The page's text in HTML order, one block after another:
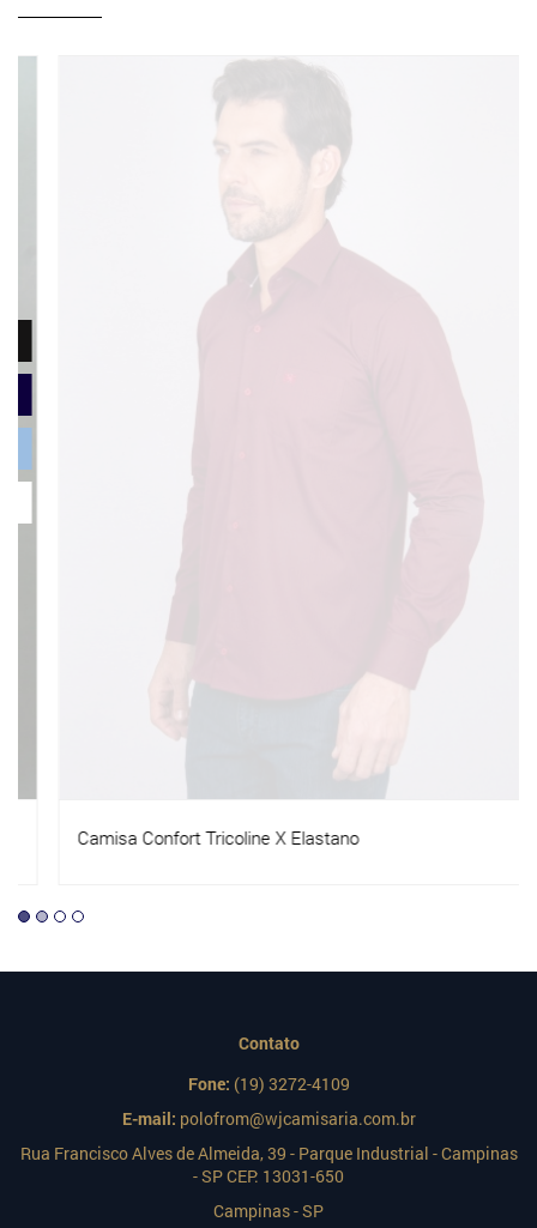
Camisa Confort Tricoline X Elastano
Contato
Fone: (19) 3272-4109
E-mail: polofrom@wjcamisaria.com.br
Rua Francisco Alves de Almeida, 39 - Parque Industrial - Campinas
- SP CEP: 13031-650
Campinas - SP